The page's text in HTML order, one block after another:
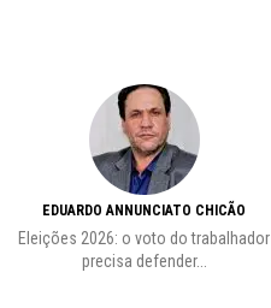
EDUARDO ANNUNCIATO CHICÃO
Eleições 2026: o voto do trabalhador
precisa defender...